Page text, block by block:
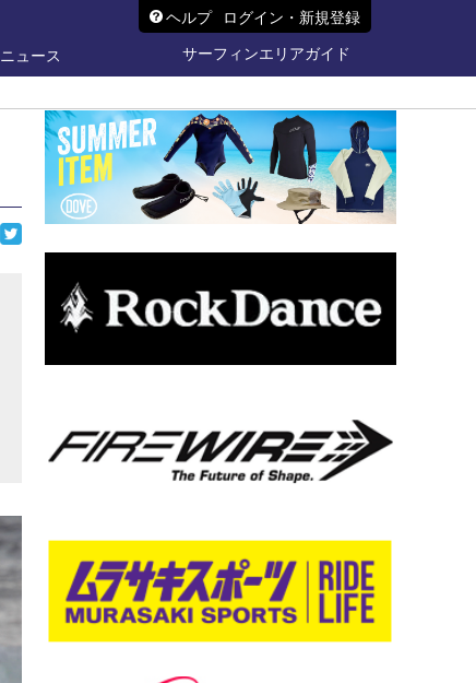
ヘルプ ログイン・新規登録
ニュース
サーフィンエリアガイド